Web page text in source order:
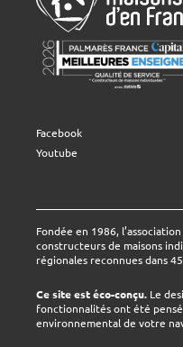
Facebook
Youtube
Fondée en 1986,
constructeurs de maisons
régionales reconnues dans
Ce site est éco-conçu. Le
fonctionnalités ont été
environnemental de votre